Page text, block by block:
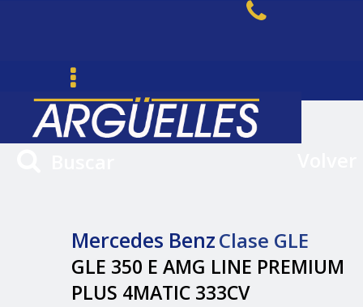
Mercedes BenzClase GLE
GLE 350 E AMG LINE PREMIUM
PLUS 4MATIC 333CV